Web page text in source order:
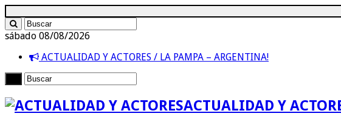
sábado 08/08/2026
ACTUALIDAD Y ACTORES / LA PAMPA – ARGENTINA!
ACTUALIDAD Y